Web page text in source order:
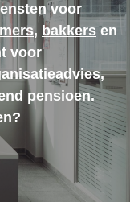
voor
, bakkers en
voor
pensioen.